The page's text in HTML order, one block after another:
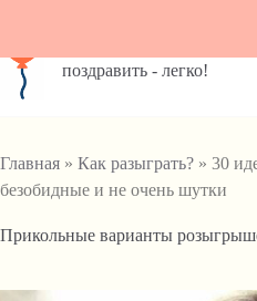
поздравить - легко!
Главная » Как разыграть? » 30
безобидные и не очень шутки
Прикольные варианты